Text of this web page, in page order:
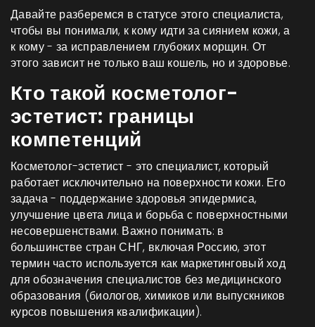
Давайте разберемся в статусе этого специалиста,
чтобы вы понимали, к кому идти за сиянием кожи, а
к кому - за исправлением глубоких морщин. От
этого зависит не только ваш кошель, но и здоровье.
Кто такой косметолог-
эстетист: границы
компетенций
Косметолог-эстетист - это специалист, который
работает исключительно на поверхности кожи. Его
задача - поддержание здоровья эпидермиса,
улучшение цвета лица и борьба с поверхностными
несовершенствами. Важно понимать: в
большинстве стран СНГ, включая Россию, этот
термин часто используется как маркетинговый ход
для обозначения специалистов без медицинского
образования (биологов, химиков или выпускников
курсов повышения квалификации).